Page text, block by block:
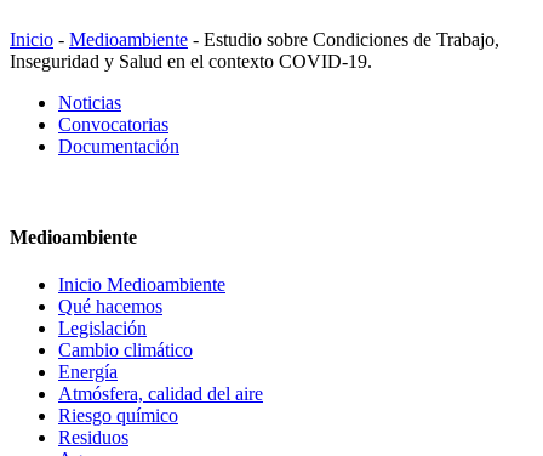
Inicio - Medioambiente - Estudio sobre Condiciones de Trabajo,
Inseguridad y Salud en el contexto COVID-19.
Noticias
Convocatorias
Documentación
Medioambiente
Inicio Medioambiente
Qué hacemos
Legislación
Cambio climático
Energía
Atmósfera, calidad del aire
Riesgo químico
Residuos